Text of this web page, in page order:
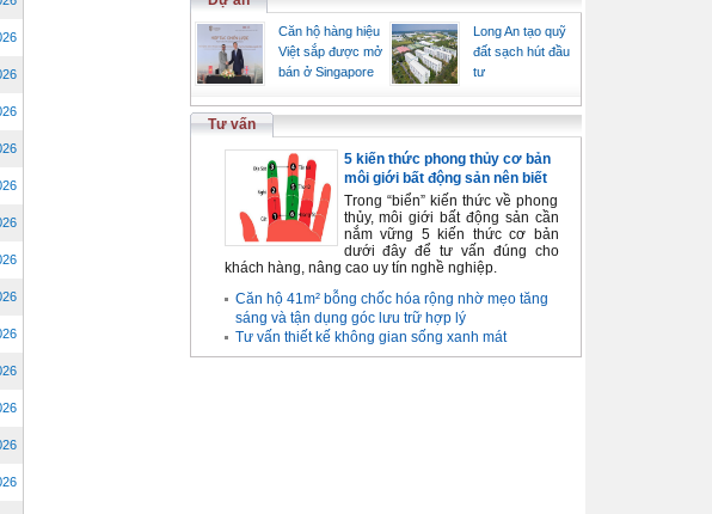
Căn hộ hàng hiệu
Việt sắp được mở
bán ở Singapore
Long An tạo quỹ
đất sạch hút đầu
tư
Tư vấn
5 kiến thức phong thủy cơ bản
môi giới bất động sản nên biết
Trong “biển” kiến thức về phong
thủy, môi giới bất động sản cần
nắm vững 5 kiến thức cơ bản
dưới đây để tư vấn đúng cho
khách hàng, nâng cao uy tín nghề nghiệp.
Căn hộ 41m² bỗng chốc hóa rộng nhờ mẹo tăng
sáng và tận dụng góc lưu trữ hợp lý
Tư vấn thiết kế không gian sống xanh mát